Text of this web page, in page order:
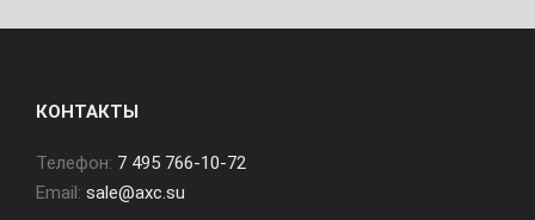
КОНТАКТЫ
Телефон: 7 495 766-10-72
Email: sale@axc.su